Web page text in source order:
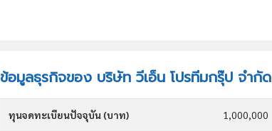
ข้อมูลธุรกิจของ บริษัท วีเอ็น โปรทีมกรุ๊ป จำกัด
ทุนจดทะเบียนปัจจุบัน (บาท) 1,000,000